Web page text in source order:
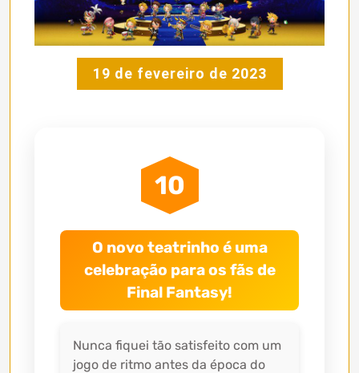
19 de fevereiro de 2023
10
O novo teatrinho é uma
celebração para os fãs de
Final Fantasy!
Nunca fiquei tão satisfeito com um
jogo de ritmo antes da época do